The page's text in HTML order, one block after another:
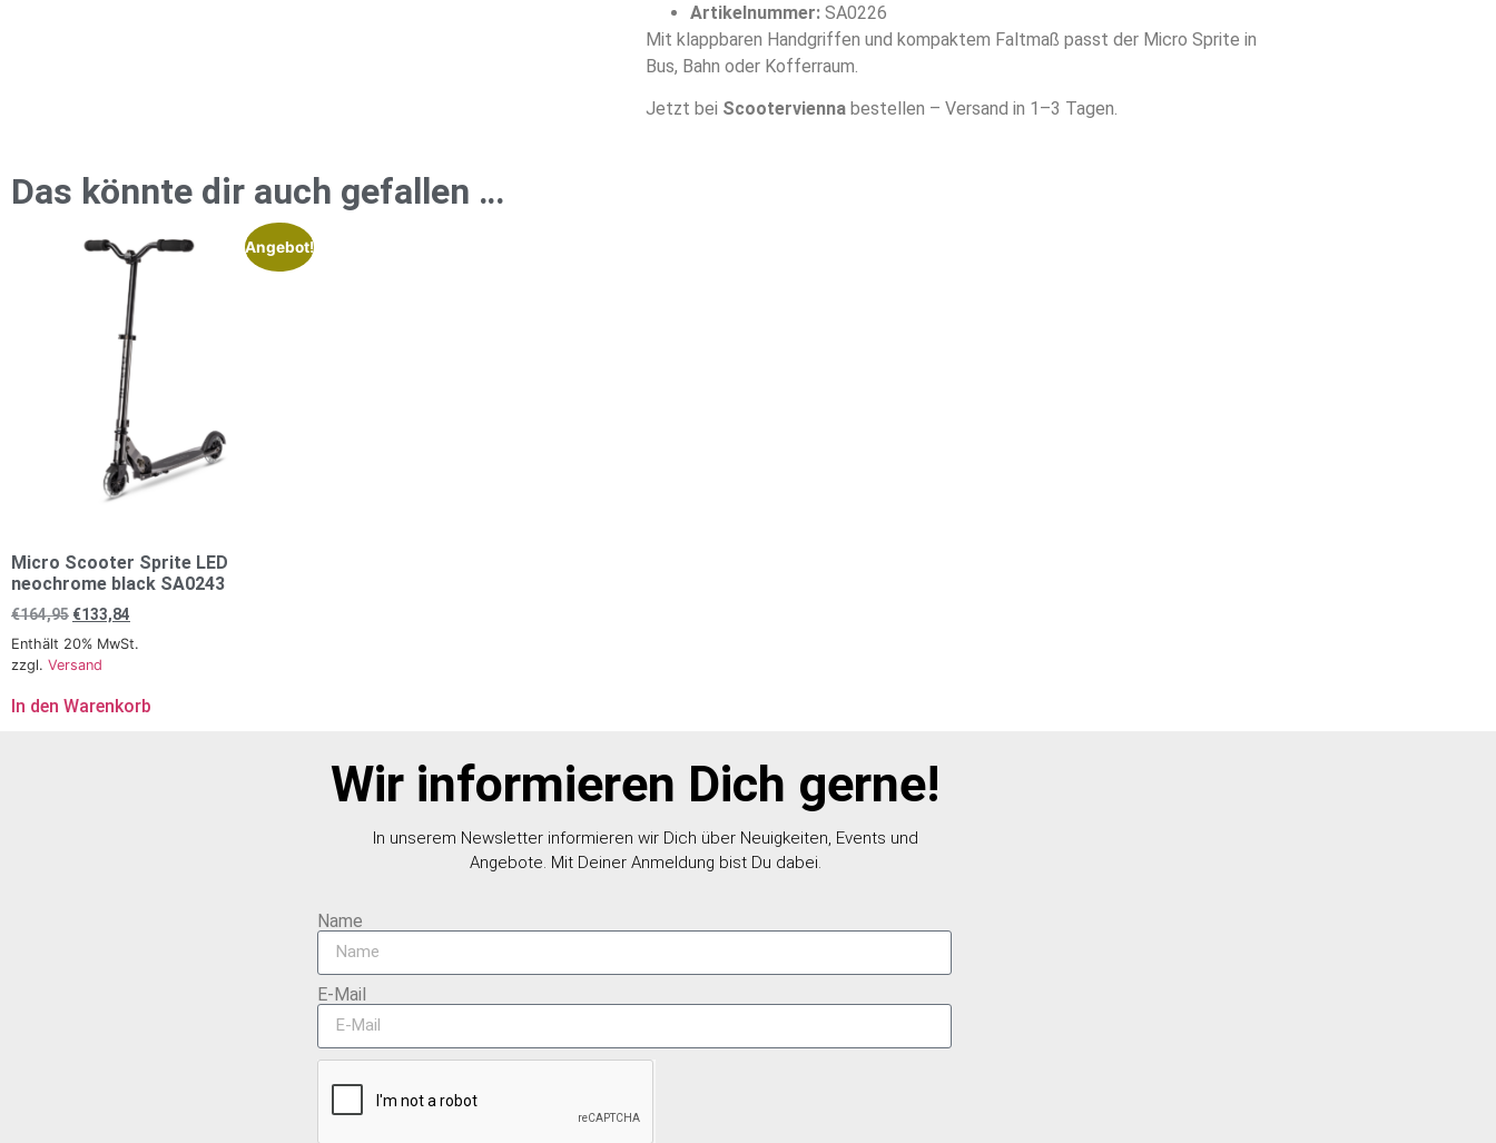
Artikelnummer: SA0226
Mit klappbaren Handgriffen und kompaktem Faltmaß passt der Micro Sprite in
Bus, Bahn oder Kofferraum.
Jetzt bei Scootervienna bestellen – Versand in 1–3 Tagen.
Das könnte dir auch gefallen …
Angebot!
Micro Scooter Sprite LED
neochrome black SA0243
€164,95 €133,84
Enthält 20% MwSt.
zzgl. Versand
In den Warenkorb
Wir informieren Dich gerne!
In unserem Newsletter informieren wir Dich über Neuigkeiten, Events und
Angebote. Mit Deiner Anmeldung bist Du dabei.
Name
E-Mail